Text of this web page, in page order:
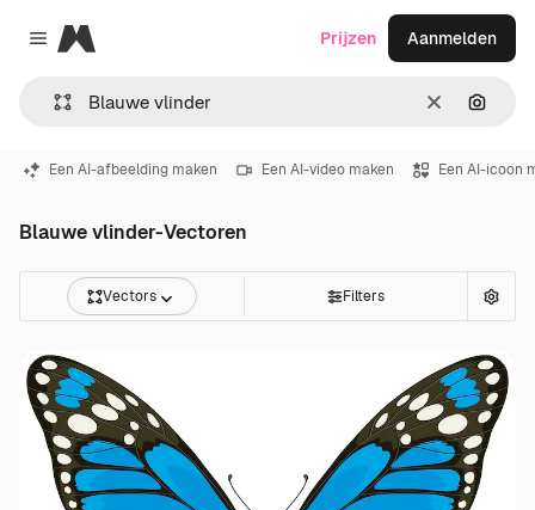
Close menu
Magnific
Wissen
Prijzen Aanmelden
Een AI-afbeelding maken Een AI-video maken Een AI-icoon
Blauwe vlinder-Vectoren
Vectors Filters